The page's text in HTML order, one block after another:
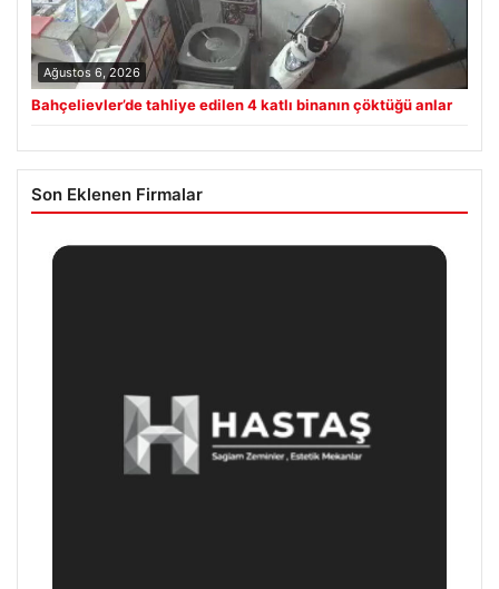
Ağustos 6, 2026
Bahçelievler’de tahliye edilen 4 katlı binanın çöktüğü anlar
Son Eklenen Firmalar